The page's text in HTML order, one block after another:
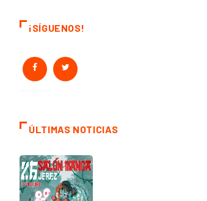
¡SÍGUENOS!
ÚLTIMAS NOTICIAS